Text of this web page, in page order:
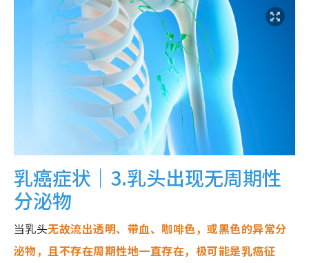
乳癌症状｜3.乳头出现无周期性
分泌物
当乳头无故流出透明、带血、咖啡色，或黑色的异常分
泌物，且不存在周期性地一直存在，极可能是乳癌征